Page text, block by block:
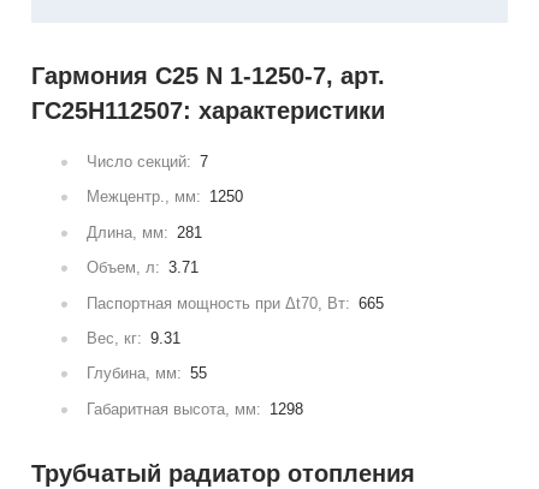
Гармония С25 N 1-1250-7, арт.
ГС25Н112507: характеристики
Число секций: 7
Межцентр., мм: 1250
Длина, мм: 281
Объем, л: 3.71
Паспортная мощность при Δt70, Вт: 665
Вес, кг: 9.31
Глубина, мм: 55
Габаритная высота, мм: 1298
Трубчатый радиатор отопления